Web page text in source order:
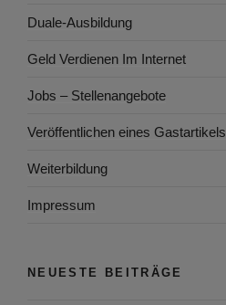
Duale-Ausbildung
Geld Verdienen Im Internet
Jobs – Stellenangebote
Veröffentlichen eines Gastartikels
Weiterbildung
Impressum
NEUESTE BEITRÄGE